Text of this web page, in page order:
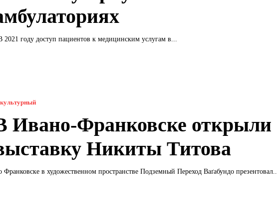
2021 году доступ пациентов к медицинским услугам в...
Ивано-Франковске открыли
Никиты Титова
Франковске в художественном пространстве Подземный Переход Ваґабундо презентовал...